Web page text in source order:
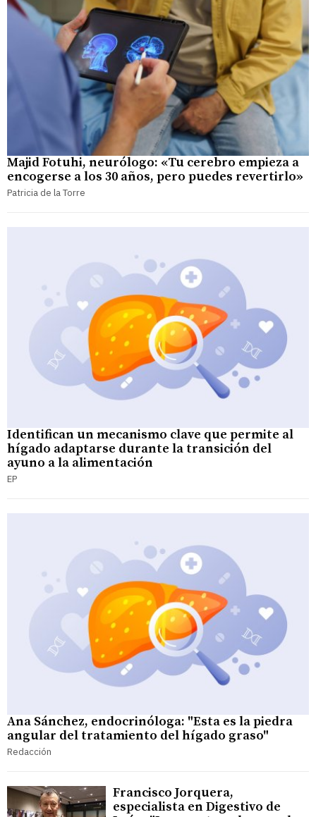
Majid Fotuhi, neurólogo: «Tu cerebro empieza a
encogerse a los 30 años, pero puedes revertirlo»
Patricia de la Torre
Identifican un mecanismo clave que permite al
hígado adaptarse durante la transición del
ayuno a la alimentación
EP
Ana Sánchez, endocrinóloga: "Esta es la piedra
angular del tratamiento del hígado graso"
Redacción
Francisco Jorquera,
especialista en Digestivo de